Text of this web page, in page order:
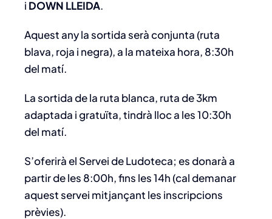
i DOWN LLEIDA.
Aquest any la sortida serà conjunta (ruta
blava, roja i negra), a la mateixa hora, 8:30h
del matí.
La sortida de la ruta blanca, ruta de 3km
adaptada i gratuïta, tindrà lloc a les 10:30h
del matí.
S’oferirà el Servei de Ludoteca; es donarà a
partir de les 8:00h, fins les 14h (cal demanar
aquest servei mitjançant les inscripcions
prèvies).